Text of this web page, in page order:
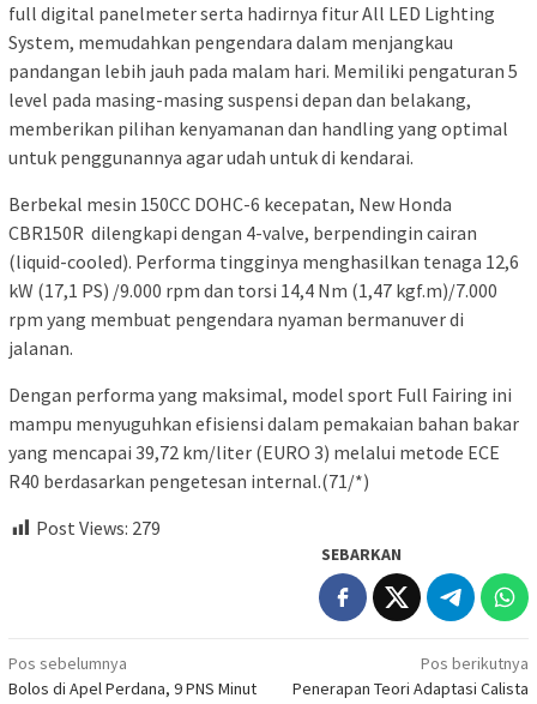
full digital panelmeter serta hadirnya fitur All LED Lighting
System, memudahkan pengendara dalam menjangkau
pandangan lebih jauh pada malam hari. Memiliki pengaturan 5
level pada masing-masing suspensi depan dan belakang,
memberikan pilihan kenyamanan dan handling yang optimal
untuk penggunannya agar udah untuk di kendarai.
Berbekal mesin 150CC DOHC-6 kecepatan, New Honda
CBR150R dilengkapi dengan 4-valve, berpendingin cairan
(liquid-cooled). Performa tingginya menghasilkan tenaga 12,6
kW (17,1 PS) /9.000 rpm dan torsi 14,4 Nm (1,47 kgf.m)/7.000
rpm yang membuat pengendara nyaman bermanuver di
jalanan.
Dengan performa yang maksimal, model sport Full Fairing ini
mampu menyuguhkan efisiensi dalam pemakaian bahan bakar
yang mencapai 39,72 km/liter (EURO 3) melalui metode ECE
R40 berdasarkan pengetesan internal.(71/*)
Post Views: 279
SEBARKAN
Navigasi
Pos sebelumnya
Bolos di Apel Perdana, 9 PNS Minut
Pos berikutnya
Penerapan Teori Adaptasi Calista